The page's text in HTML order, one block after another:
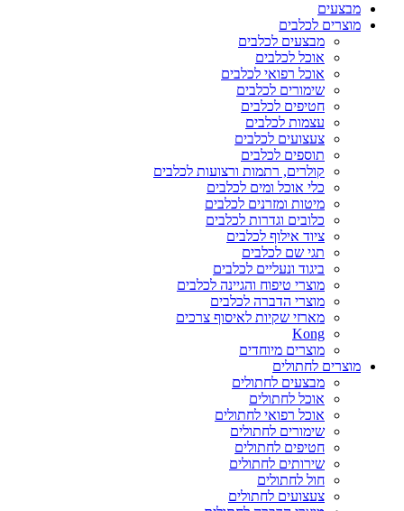
מבצעים
מוצרים לכלבים
מבצעים לכלבים
אוכל לכלבים
אוכל רפואי לכלבים
שימורים לכלבים
חטיפים לכלבים
עצמות לכלבים
צעצועים לכלבים
תוספים לכלבים
קולרים, רתמות ורצועות לכלבים
כלי אוכל ומים לכלבים
מיטות ומזרנים לכלבים
כלובים וגדרות לכלבים
ציוד אילוף לכלבים
תגי שם לכלבים
ביגוד ונעליים לכלבים
מוצרי טיפוח והגיינה לכלבים
מוצרי הדברה לכלבים
מארזי שקיות לאיסוף צרכים
Kong
מוצרים מיוחדים
מוצרים לחתולים
מבצעים לחתולים
אוכל לחתולים
אוכל רפואי לחתולים
שימורים לחתולים
חטיפים לחתולים
שירותים לחתולים
חול לחתולים
צעצועים לחתולים